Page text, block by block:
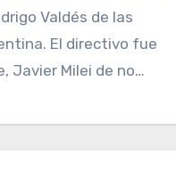
Valdés de las
El directivo fue
Javier Milei de no…